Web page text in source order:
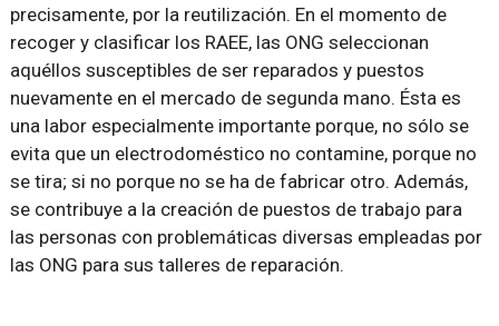
precisamente, por la reutilización. En el momento de
recoger y clasificar los RAEE, las ONG seleccionan
aquéllos susceptibles de ser reparados y puestos
nuevamente en el mercado de segunda mano. Ésta es
una labor especialmente importante porque, no sólo se
evita que un electrodoméstico no contamine, porque no
se tira; si no porque no se ha de fabricar otro. Además,
se contribuye a la creación de puestos de trabajo para
las personas con problemáticas diversas empleadas por
las ONG para sus talleres de reparación.